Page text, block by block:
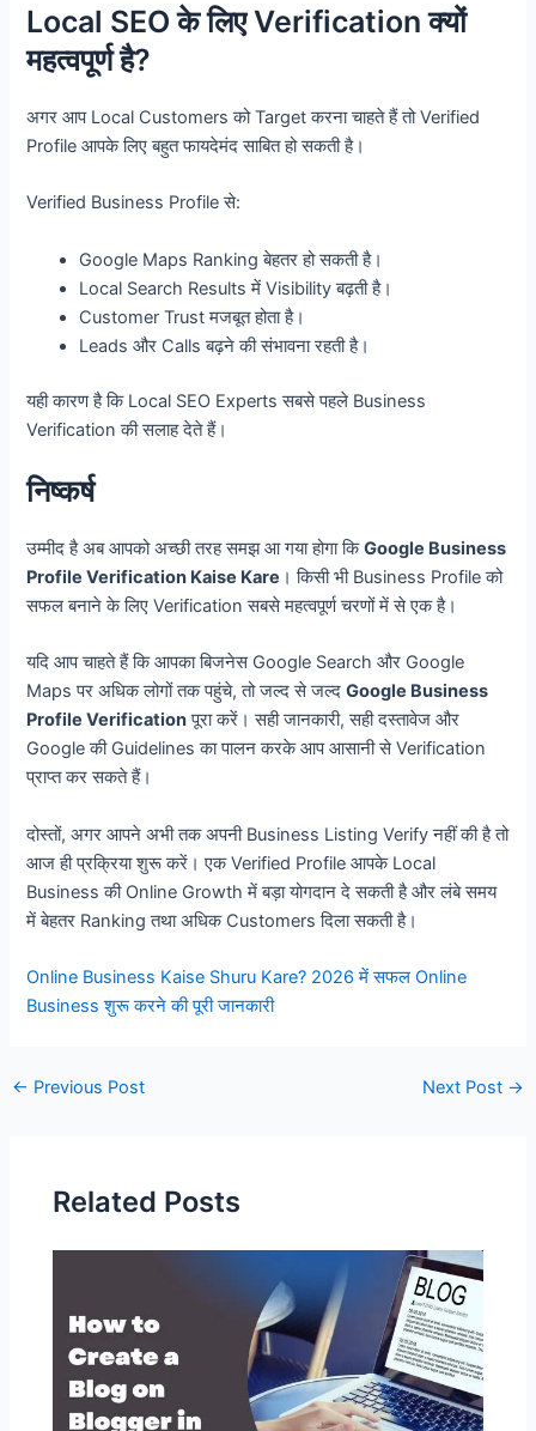
Local SEO के लिए Verification क्यों
महत्वपूर्ण है?
अगर आप Local Customers को Target करना चाहते हैं तो Verified
Profile आपके लिए बहुत फायदेमंद साबित हो सकती है।
Verified Business Profile से:
Google Maps Ranking बेहतर हो सकती है।
Local Search Results में Visibility बढ़ती है।
Customer Trust मजबूत होता है।
Leads और Calls बढ़ने की संभावना रहती है।
यही कारण है कि Local SEO Experts सबसे पहले Business
Verification की सलाह देते हैं।
निष्कर्ष
उम्मीद है अब आपको अच्छी तरह समझ आ गया होगा किGoogle Business
Profile Verification Kaise Kare । किसी भी Business Profile को
सफल बनाने के लिए Verification सबसे महत्वपूर्ण चरणों में से एक है।
यदि आप चाहते हैं कि आपका बिजनेस Google Search और Google
Maps पर अधिक लोगों तक पहुंचे, तो जल्द से जल्दGoogle Business
Profile Verificationपूरा करें। सही जानकारी, सही दस्तावेज और
Google की Guidelines का पालन करके आप आसानी से Verification
प्राप्त कर सकते हैं।
दोस्तों, अगर आपने अभी तक अपनी Business Listing Verify नहीं की है तो
आज ही प्रक्रिया शुरू करें। एक Verified Profile आपके Local
Business की Online Growth में बड़ा योगदान दे सकती है और लंबे समय
में बेहतर Ranking तथा अधिक Customers दिला सकती है।
Online Business Kaise Shuru Kare? 2026 में सफल Online
Business शुरू करने की पूरी जानकारी
Post
← Previous Post Next Post →
Related Posts